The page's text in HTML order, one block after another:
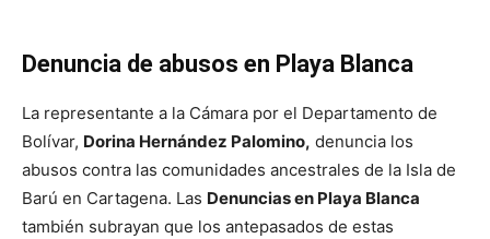
Denuncia de abusos en Playa Blanca
La representante a la Cámara por el Departamento de
Bolívar, Dorina Hernández Palomino, denuncia los
abusos contra las comunidades ancestrales de la Isla de
Barú en Cartagena. Las Denuncias en Playa Blanca
también subrayan que los antepasados de estas